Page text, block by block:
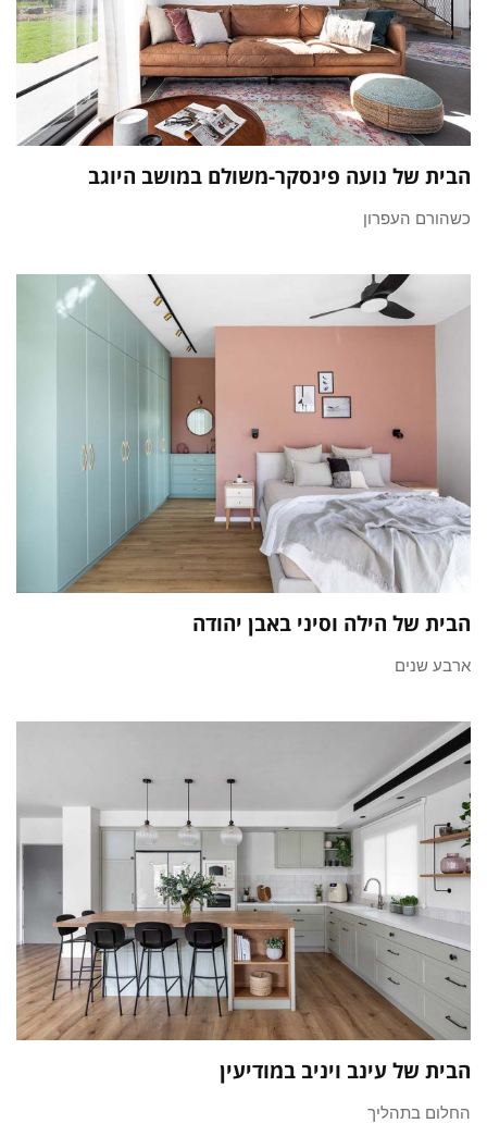
הבית של נועה פינסקר-משולם במושב היוגב
כשהורם העפרון
הבית של הילה וסיני באבן יהודה
ארבע שנים
הבית של עינב ויניב במודיעין
החלום בתהליך